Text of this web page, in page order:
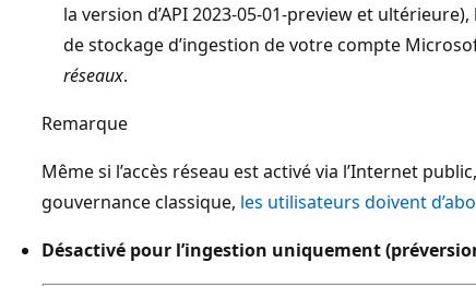
la version d’API 2023-05-01-preview et
de stockage d’ingestion de votre compte
réseaux.
Remarque
Même si l’accès réseau est activé via l’Internet
gouvernance classique, les utilisateurs doivent
Désactivé pour l’ingestion uniquement